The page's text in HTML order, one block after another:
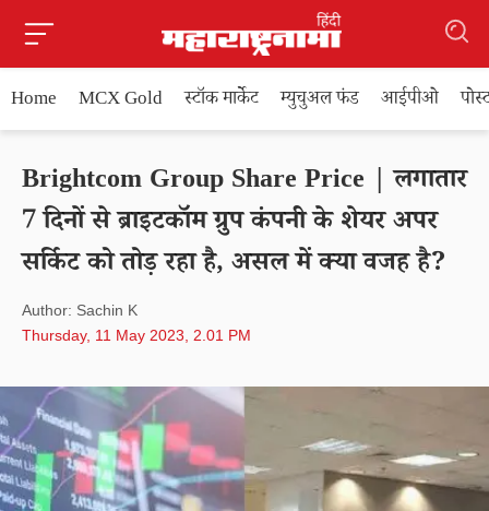
Home MCX Gold स्टॉक मार्केट म्युचुअल फंड आईपीओ
Brightcom Group Share Price | लगातार
7 दिनों से ब्राइटकॉम ग्रुप कंपनी के शेयर अपर
सर्किट को तोड़ रहा है, असल में क्या वजह है?
Author: Sachin K
Thursday, 11 May 2023, 2.01 PM